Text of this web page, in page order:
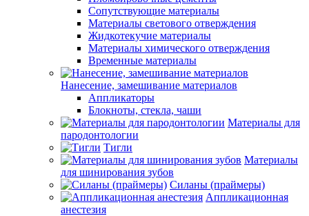
Сопутствующие материалы
Материалы светового отверждения
Жидкотекучие материалы
Материалы химического отверждения
Временные материалы
Нанесение, замешивание материалов
Аппликаторы
Блокноты, стекла, чаши
Материалы для
пародонтологии
Тигли
Материалы
для шинирования зубов
Силаны (праймеры)
Аппликационная
анестезия